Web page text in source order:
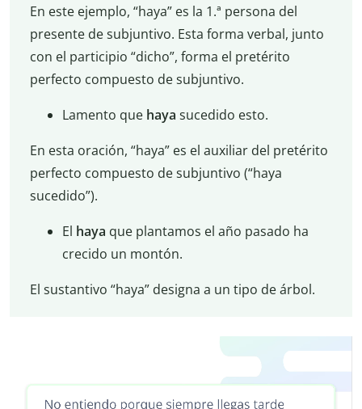
En este ejemplo, “haya” es la 1.ª persona del
presente de subjuntivo. Esta forma verbal, junto
con el participio “dicho”, forma el pretérito
perfecto compuesto de subjuntivo.
Lamento que haya sucedido esto.
En esta oración, “haya” es el auxiliar del pretérito
perfecto compuesto de subjuntivo (“haya
sucedido”).
El haya que plantamos el año pasado ha
crecido un montón.
El sustantivo “haya” designa a un tipo de árbol.